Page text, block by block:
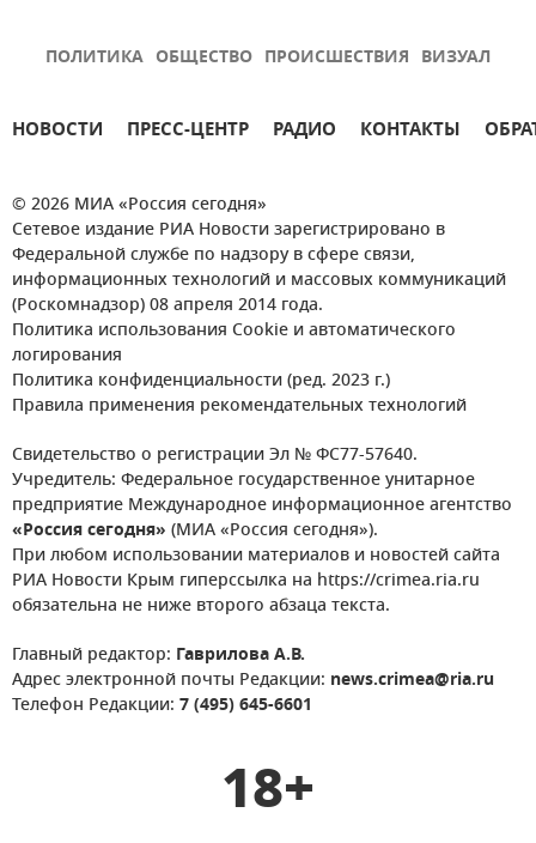
ПОЛИТИКА ОБЩЕСТВО ПРОИСШЕСТВИЯ ВИЗУАЛ
НОВОСТИ ПРЕСС-ЦЕНТР РАДИО КОНТАКТЫ
© 2026 МИА «Россия сегодня»
Сетевое издание РИА Новости зарегистрировано в
Федеральной службе по надзору в сфере связи,
информационных технологий и массовых коммуникаций
(Роскомнадзор) 08 апреля 2014 года.
Политика использования Cookie и автоматического
логирования
Политика конфиденциальности (ред. 2023 г.)
Правила применения рекомендательных технологий
Свидетельство о регистрации Эл № ФС77-57640.
Учредитель: Федеральное государственное унитарное
предприятие Международное информационное агентство
«Россия сегодня» (МИА «Россия сегодня»).
При любом использовании материалов и новостей сайта
РИА Новости Крым гиперссылка на https://crimea.ria.ru
обязательна не ниже второго абзаца текста.
Главный редактор: Гаврилова А.В.
Адрес электронной почты Редакции: news.crimea@ria.ru
Телефон Редакции: 7 (495) 645-6601
18+